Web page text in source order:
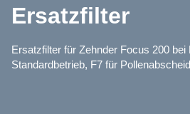
Ersatzfilter
Ersatzfilter für Zehnder Focus 200
Standardbetrieb, F7 für